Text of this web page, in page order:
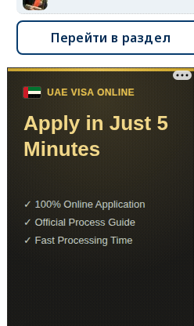
Перейти в раздел